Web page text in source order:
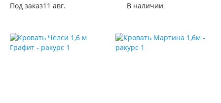
Под заказ11 авг.
В наличии